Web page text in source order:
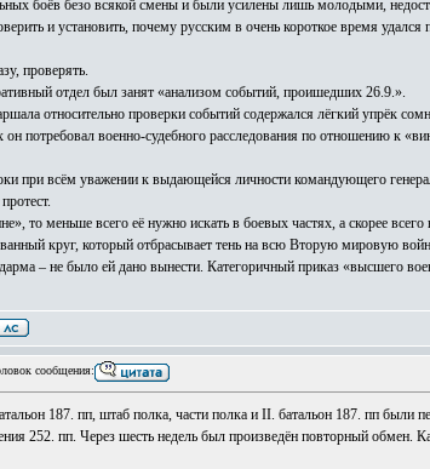
боёв безо всякой смены и были усилены лишь молодыми,
и установить, почему русским в очень короткое время
проверять.
отдел был занят «анализом событий, проишедших 26.9.».
относительно проверки событий содержался лёгкий упрёк
потребовал военно-судебного расследования по отношению к
при всём уважении к выдающейся личности командующего
то меньше всего её нужно искать в боевых частях, а скорее
круг, который отбрасывает тень на всю Вторую мировую
– не было ей дано вынести. Категоричный приказ «высшего
сообщения:
187. пп, штаб полка, части полка и II. батальон 187. пп
252. пп. Через шесть недель был произведён повторный обмен.